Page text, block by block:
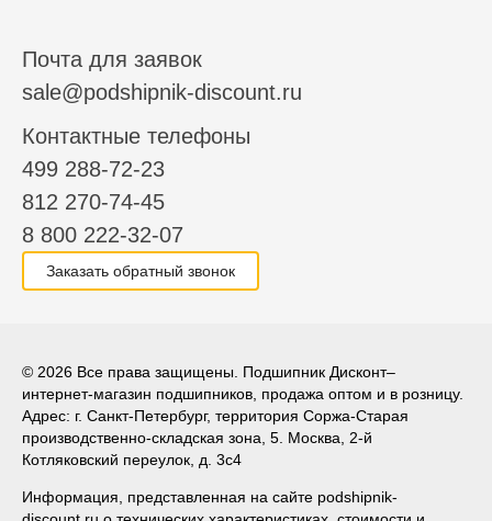
Почта для заявок
sale@podshipnik-discount.ru
Контактные телефоны
499 288-72-23
812 270-74-45
8 800 222-32-07
Заказать обратный звонок
© 2026 Все права защищены. Подшипник Дисконт–
интернет-магазин подшипников, продажа оптом и в розницу.
Адрес: г. Санкт-Петербург, территория Соржа-Старая
производственно-складская зона, 5. Москва, 2-й
Котляковский переулок, д. 3с4
Информация, представленная на сайте podshipnik-